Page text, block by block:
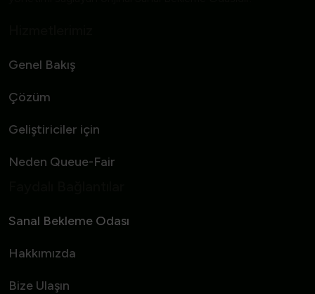
Genel Bakış
Çözüm
Geliştiriciler için
Neden Queue-Fair
Sanal Bekleme Odası
Hakkımızda
Bize Ulaşın